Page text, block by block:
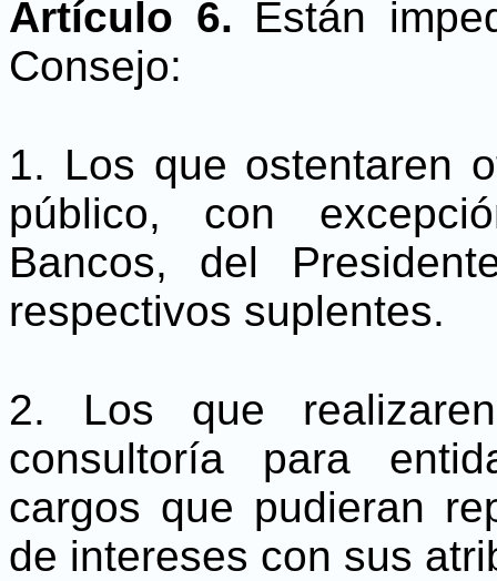
Artículo 6. Están
Consejo:
1. Los que ostentaren
público, con
Bancos, del
respectivos suplentes.
2. Los que
consultoría para
cargos que pudieran
de intereses con sus